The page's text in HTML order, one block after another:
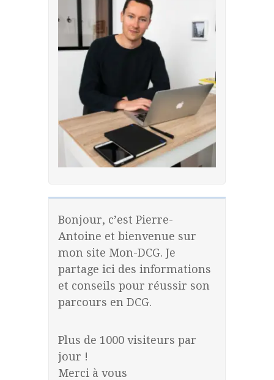
Bonjour, c’est Pierre-
Antoine et bienvenue sur
mon site Mon-DCG. Je
partage ici des informations
et conseils pour réussir son
parcours en DCG.
Plus de 1000 visiteurs par
jour !
Merci à vous